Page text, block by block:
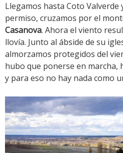
Llegamos hasta Coto Valverde
permiso, cruzamos por el
Casanova. Ahora el viento
llovía. Junto al ábside de su
almorzamos protegidos del
hubo que ponerse en marcha,
y para eso no hay nada como